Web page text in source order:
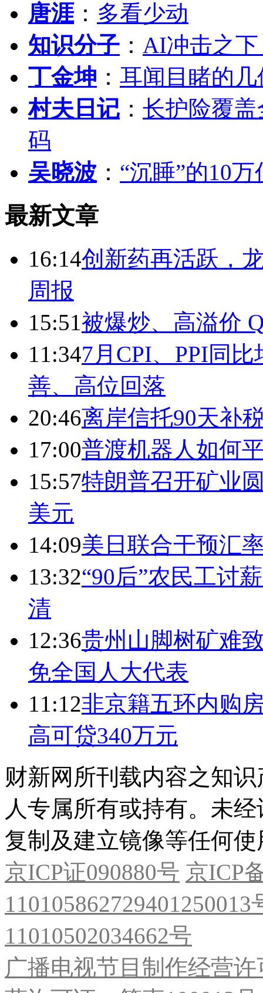
唐涯： 多看少动
知识分子 ： AI冲击之
丁金坤 ： 耳闻目睹的
村夫日记 ： 长护险覆
码
吴晓波 ： “沉睡”的10
最新文章
16:14创新药再活跃，
周报
15:51被爆炒、高溢价
11:347月CPI、PPI同
善、高位回落
20:46离岸信托90天补
17:00普渡机器人如何
15:57特朗普召开矿业
美元
14:09美日联合干预汇
13:32“90后”农民工讨
清
12:36贵州山脚树矿难
免全国人大代表
11:12非京籍五环内购
高可贷340万元
财新网所刊载内容之知
人专属所有或持有。未
复制及建立镜像等任何使
京ICP证090880号 京ICP
11010502034662号
广播电视节目制作经营